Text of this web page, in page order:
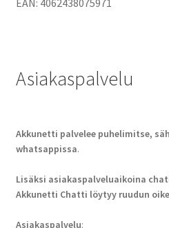
EAN: 4062438075971
Asiakaspalvelu
Akkunetti palvelee puhelimitse,
whatsappissa.
Lisäksi asiakaspalveluaikoina
Akkunetti Chatti löytyy ruudun
Asiakaspalvelu: